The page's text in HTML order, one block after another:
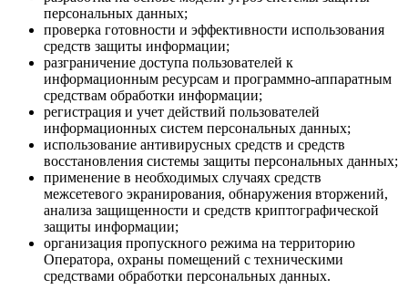
персональных данных;
проверка готовности и эффективности использования
средств защиты информации;
разграничение доступа пользователей к
информационным ресурсам и программно-аппаратным
средствам обработки информации;
регистрация и учет действий пользователей
информационных систем персональных данных;
использование антивирусных средств и средств
восстановления системы защиты персональных данных;
применение в необходимых случаях средств
межсетевого экранирования, обнаружения вторжений,
анализа защищенности и средств криптографической
защиты информации;
организация пропускного режима на территорию
Оператора, охраны помещений с техническими
средствами обработки персональных данных.